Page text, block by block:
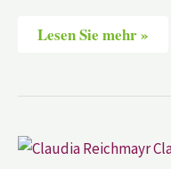
Lesen Sie mehr »
Claudia
Reichmayr